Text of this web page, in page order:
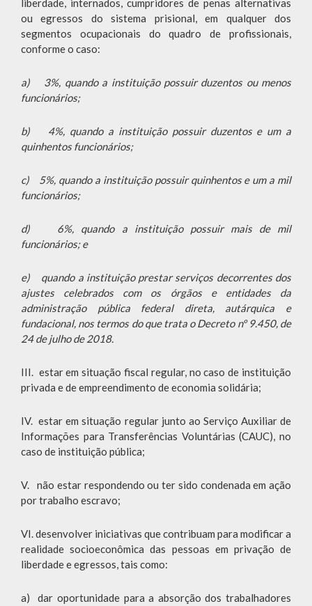
liberdade, internados, cumpridores de penas alternativas
ou egressos do sistema prisional, em qualquer dos
segmentos ocupacionais do quadro de profissionais,
conforme o caso:
a) 3%, quando a instituição possuir duzentos ou menos
funcionários;
b) 4%, quando a instituição possuir duzentos e um a
quinhentos funcionários;
c) 5%, quando a instituição possuir quinhentos e um a mil
funcionários;
d) 6%, quando a instituição possuir mais de mil
funcionários; e
e) quando a instituição prestar serviços decorrentes dos
ajustes celebrados com os órgãos e entidades da
administração pública federal direta, autárquica e
fundacional, nos termos do que trata o Decreto nº 9.450, de
24 de julho de 2018.
III. estar em situação fiscal regular, no caso de instituição
privada e de empreendimento de economia solidária;
IV. estar em situação regular junto ao Serviço Auxiliar de
Informações para Transferências Voluntárias (CAUC), no
caso de instituição pública;
V. não estar respondendo ou ter sido condenada em ação
por trabalho escravo;
VI. desenvolver iniciativas que contribuam para modificar a
realidade socioeconômica das pessoas em privação de
liberdade e egressos, tais como:
a) dar oportunidade para a absorção dos trabalhadores